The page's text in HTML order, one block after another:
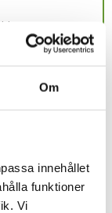
Om
innehållet
funktioner
Vi
levereras INRIKES,
kan variera
kan vissa
detta inte vara
info/villkor/
produkt